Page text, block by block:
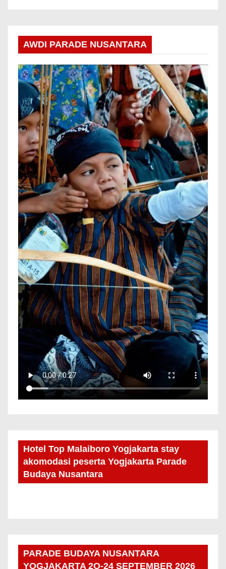
AWDI PARADE NUSANTARA
Hotel Top Malaiboro Yogjakarta stay
akomodasi peserta Yogjakarta Parade
Budaya Nusantara
PARADE BUDAYA NUSANTARA
YOGJAKARTA 2O-24 SEPTEMBER 2026